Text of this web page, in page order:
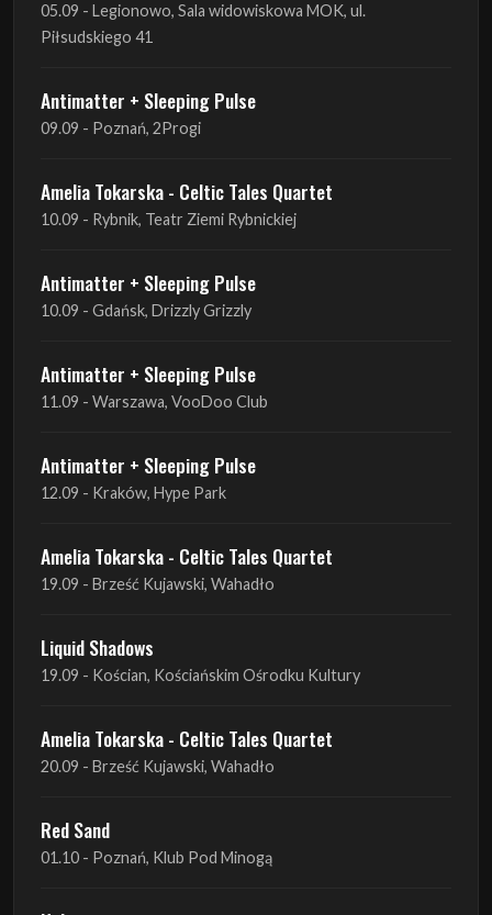
05.09 - Legionowo, Sala widowiskowa MOK, ul.
Piłsudskiego 41
Antimatter + Sleeping Pulse
09.09 - Poznań, 2Progi
Amelia Tokarska - Celtic Tales Quartet
10.09 - Rybnik, Teatr Ziemi Rybnickiej
Antimatter + Sleeping Pulse
10.09 - Gdańsk, Drizzly Grizzly
Antimatter + Sleeping Pulse
11.09 - Warszawa, VooDoo Club
Antimatter + Sleeping Pulse
12.09 - Kraków, Hype Park
Amelia Tokarska - Celtic Tales Quartet
19.09 - Brześć Kujawski, Wahadło
Liquid Shadows
19.09 - Kościan, Kościańskim Ośrodku Kultury
Amelia Tokarska - Celtic Tales Quartet
20.09 - Brześć Kujawski, Wahadło
Red Sand
01.10 - Poznań, Klub Pod Minogą